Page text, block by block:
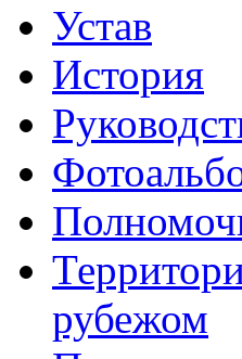
Устав
История
рубежом